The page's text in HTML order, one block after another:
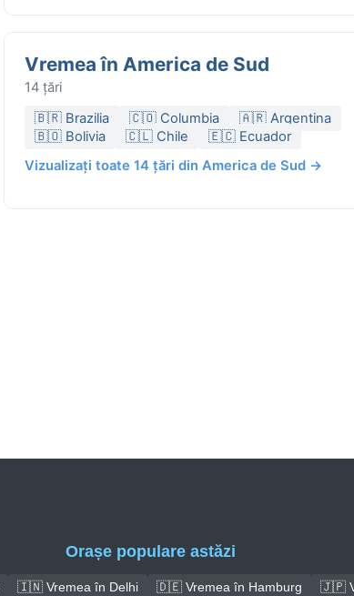
Vremea în America de Sud
14 țări
🇧🇷 Brazilia
🇨🇴 Columbia
🇦🇷 Argentina
🇧🇴 Bolivia
🇨🇱 Chile
🇪🇨 Ecuador
Vizualizați toate 14 țări din America de Sud →
Orașe populare astăzi
🇮🇳 Vremea în Delhi 🇩🇪 Vremea în Hamburg 🇯🇵